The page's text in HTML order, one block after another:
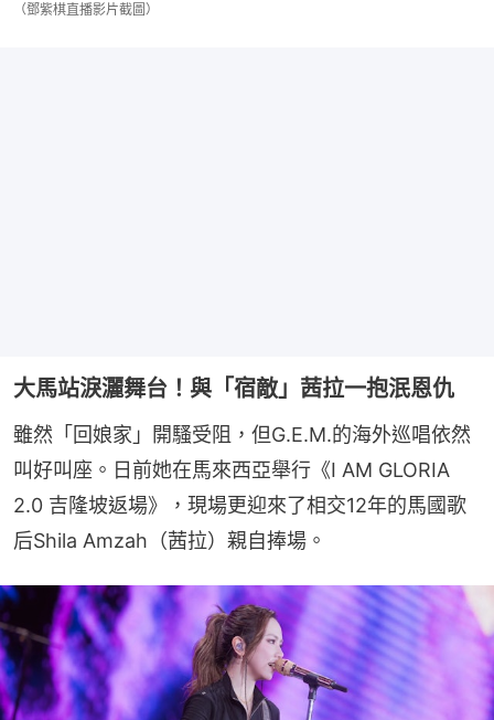
（鄧紫棋直播影片截圖）
大馬站淚灑舞台！與「宿敵」茜拉一抱泯恩仇
雖然「回娘家」開騷受阻，但G.E.M.的海外巡唱依然
叫好叫座。日前她在馬來西亞舉行《I AM GLORIA
2.0 吉隆坡返場》，現場更迎來了相交12年的馬國歌
后Shila Amzah（茜拉）親自捧場。